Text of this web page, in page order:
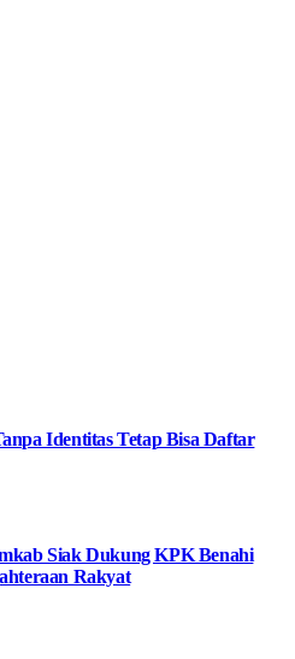
Identitas Tetap Bisa Daftar
Siak Dukung KPK Benahi
Rakyat